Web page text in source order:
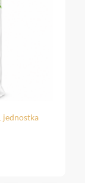
jednostka